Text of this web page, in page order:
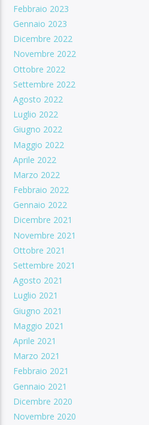
Febbraio 2023
Gennaio 2023
Dicembre 2022
Novembre 2022
Ottobre 2022
Settembre 2022
Agosto 2022
Luglio 2022
Giugno 2022
Maggio 2022
Aprile 2022
Marzo 2022
Febbraio 2022
Gennaio 2022
Dicembre 2021
Novembre 2021
Ottobre 2021
Settembre 2021
Agosto 2021
Luglio 2021
Giugno 2021
Maggio 2021
Aprile 2021
Marzo 2021
Febbraio 2021
Gennaio 2021
Dicembre 2020
Novembre 2020